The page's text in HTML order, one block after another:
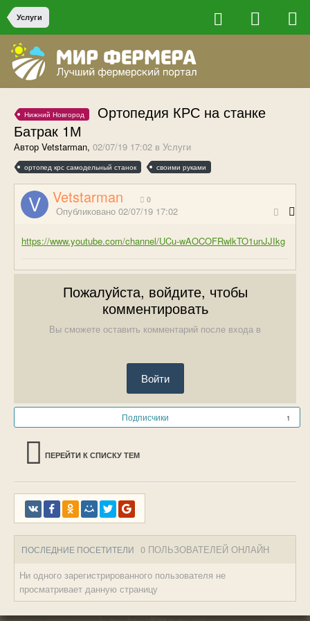
Услуги
Нижний Новгород
Ортопедия КРС на станке
Батрак 1М
Автор Vetstarman, 02/07/19 17:02 в Услуги
ортопед крс самодельный станок своими руками
Vetstarman 0
Опубликовано 02/07/19 17:02
https://www.youtube.com/channel/UCu-wAOCOFRwlkTO1unJJIkg
Пожалуйста, войдите, чтобы
комментировать
Вы сможете оставить комментарий после входа в
Войти
Подписчики 1
ПЕРЕЙТИ К СПИСКУ ТЕМ
ПОСЛЕДНИЕ ПОСЕТИТЕЛИ 0 ПОЛЬЗОВАТЕЛЕЙ ОНЛАЙН
Ни одного зарегистрированного пользователя не
просматривает данную страницу